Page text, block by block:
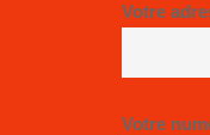
Votre
Votre